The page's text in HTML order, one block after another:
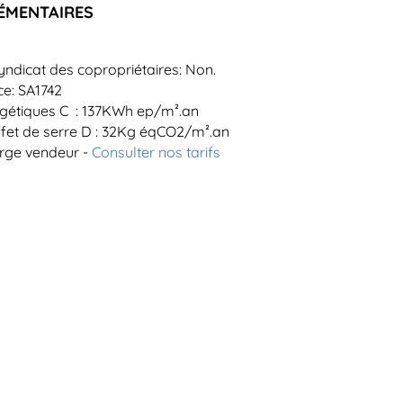
des copropriétaires: Non.
SA1742
C : 137KWh ep/m².an
de serre D : 32Kg éqCO2/m².an
vendeur -Consulter nos tarifs